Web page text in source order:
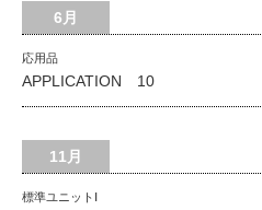
6月
応用品
APPLICATION 10
11月
標準ユニットⅠ